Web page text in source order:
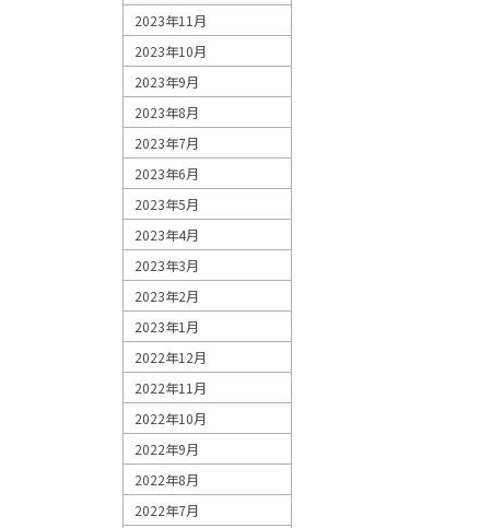
2023年11月
2023年10月
2023年9月
2023年8月
2023年7月
2023年6月
2023年5月
2023年4月
2023年3月
2023年2月
2023年1月
2022年12月
2022年11月
2022年10月
2022年9月
2022年8月
2022年7月